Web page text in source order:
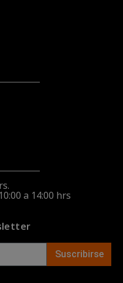
a 14:00 hrs
Suscribirse